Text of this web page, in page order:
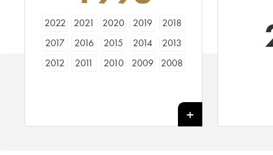
2022 2021 2020 2019
2018
2017
2016 2015 2014
2013
2012
2011 2010 2009
2008
1998
1997
1996 1995 1994
1993